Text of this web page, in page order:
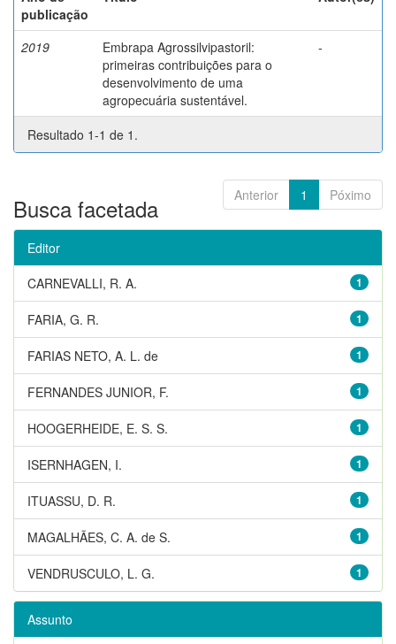
publicação
2019
Embrapa Agrossilvipastoril:
primeiras contribuições para o
desenvolvimento de uma
agropecuária sustentável.
-
Resultado 1-1 de 1.
Anterior 1 Póximo
Busca facetada
Editor
1
CARNEVALLI, R. A.
1
FARIA, G. R.
1
FARIAS NETO, A. L. de
1
FERNANDES JUNIOR, F.
1
HOOGERHEIDE, E. S. S.
1
ISERNHAGEN, I.
1
ITUASSU, D. R.
1
MAGALHÃES, C. A. de S.
1
VENDRUSCULO, L. G.
Assunto